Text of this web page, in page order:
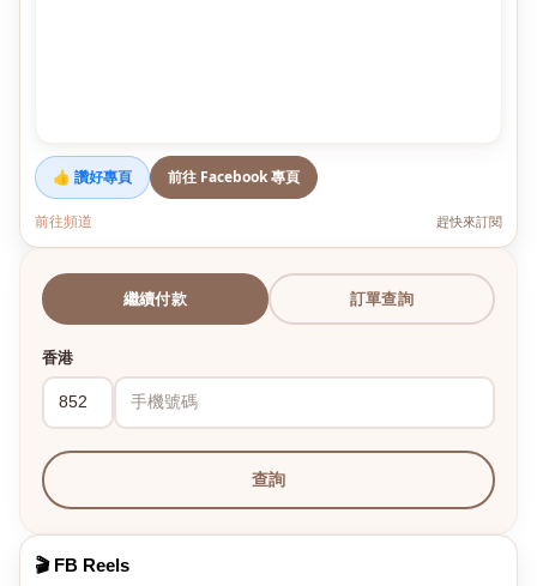
👍 讚好專頁 前往 Facebook 專頁
前往頻道 趕快來訂閱
繼續付款 訂單查詢
香港
查詢
🎬 FB Reels